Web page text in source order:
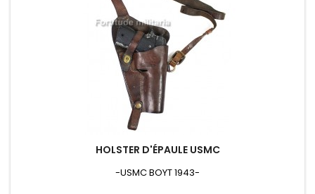
HOLSTER D'ÉPAULE USMC
-USMC BOYT 1943-